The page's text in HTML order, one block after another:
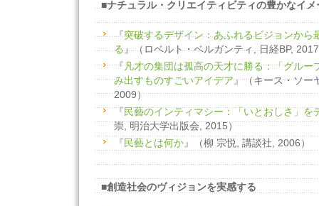
■ナチュラル・クリエイティビティの豊かなイメ
『突破するデザイン：あふれるビジョンから
る』（ロベルト・ベルガンティ, 日経BP,
『凡才の集団は孤高の天才に勝る：「グルー
み出すものすごいアイデア』（キース・ソー
2009）
『民藝のインティマシー：「いとおしさ」を
崇, 明治大学出版会, 2015）
『民藝とは何か』（柳 宗悦, 講談社, 2006）
■創造社会のヴィジョンを実感する